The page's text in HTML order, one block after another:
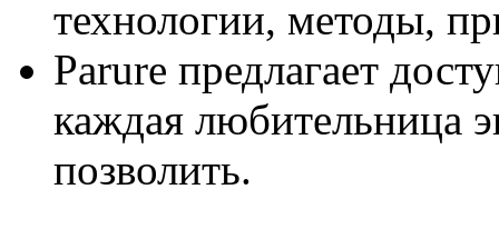
технологии, методы,
Parure предлагает
каждая любительница
позволить.